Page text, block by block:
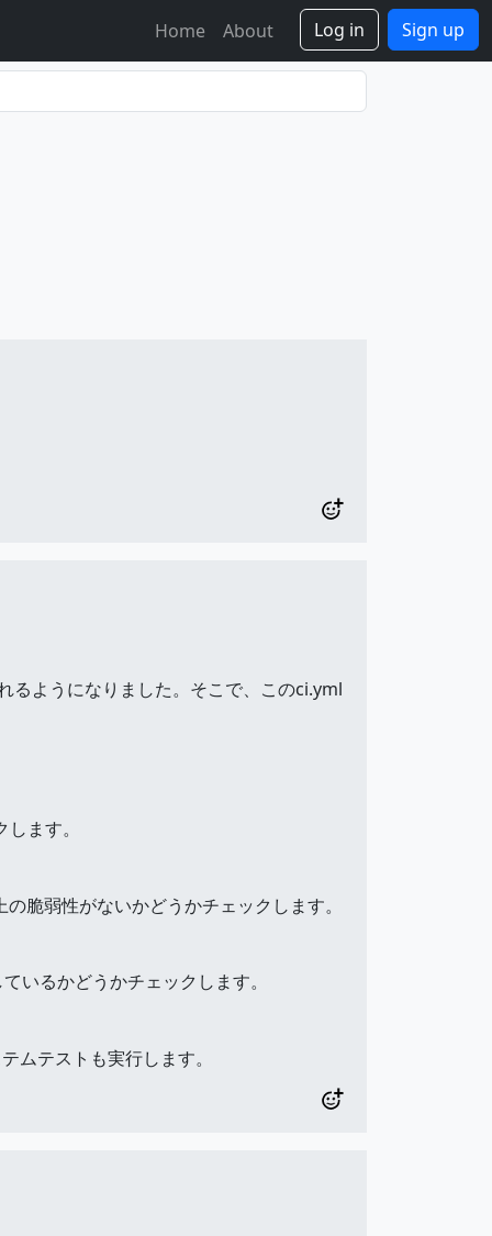
Home About Log in Sign up
るようになりました。そこで、このci.yml
ます。
脆弱性がないかどうかチェックします。
いるかどうかチェックします。
ムテストも実行します。